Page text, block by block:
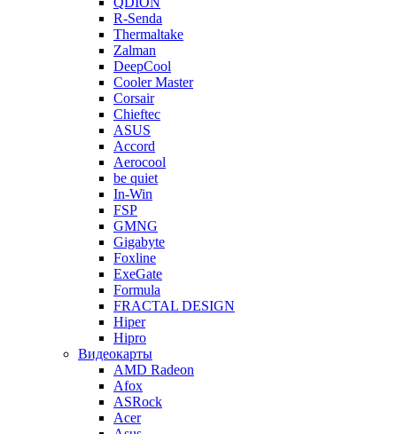
R-Senda
Thermaltake
Zalman
DeepCool
Cooler Master
Corsair
Chieftec
ASUS
Accord
Aerocool
be quiet
In-Win
FSP
GMNG
Gigabyte
Foxline
ExeGate
Formula
FRACTAL DESIGN
Hiper
Hipro
Видеокарты
AMD Radeon
Afox
ASRock
Acer